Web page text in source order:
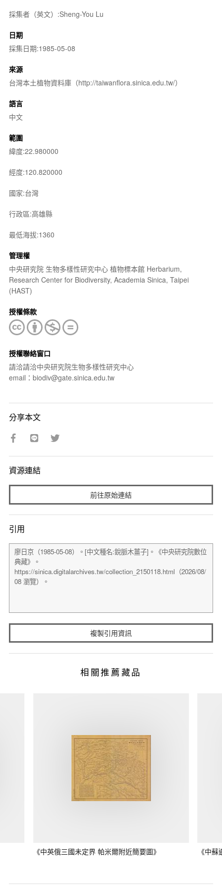
採集者（英文）:Sheng-You Lu
日期
採集日期:1985-05-08
來源
台灣本土植物資料庫（http://taiwanflora.sinica.edu.tw/）
語言
中文
範圍
緯度:22.980000
經度:120.820000
國家:台灣
行政區:高雄縣
最低海拔:1360
管理權
中央研究院 生物多樣性研究中心 植物標本館 Herbarium,
Research Center for Biodiversity, Academia Sinica, Taipei
(HAST)
授權條款
授權聯絡窗口
請洽請洽中央研究院生物多樣性研究中心
email：biodiv@gate.sinica.edu.tw
分享本文
資源連結
前往原始連結
引用
複製引用資訊
相關推薦藏品
《中英俄三國未定界 帕米爾附近簡要圖》 《中